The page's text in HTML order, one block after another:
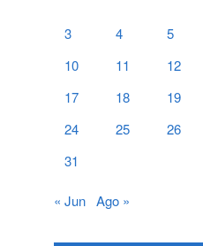
3
4 5
10
11 12
17
18 19
24
25 26
31
« Jun Ago »